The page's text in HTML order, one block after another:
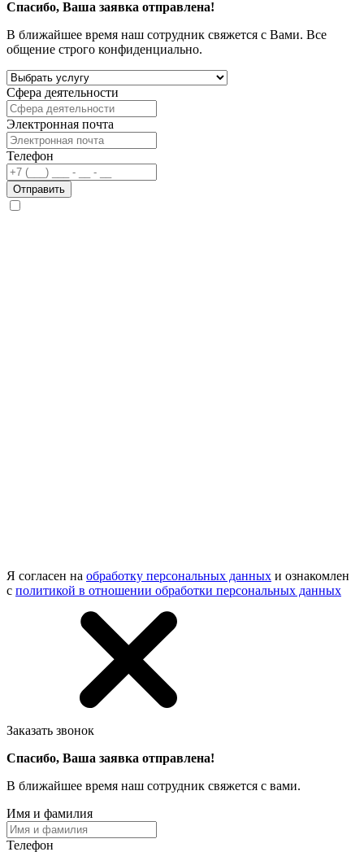
Спасибо, Ваша заявка отправлена!
В ближайшее время наш сотрудник свяжется с Вами. Все
общение строго конфиденциально.
Сфера деятельности
Электронная почта
Телефон
Отправить
Я согласен на обработку персональных данных и ознакомлен
с политикой в отношении обработки персональных данных
Заказать звонок
Спасибо, Ваша заявка отправлена!
В ближайшее время наш сотрудник свяжется с вами.
Имя и фамилия
Телефон